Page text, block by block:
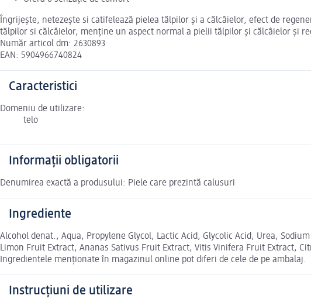
Îngrijește, netezește si catifelează pielea tălpilor și a călcâielor, efect de
tălpilor si călcâielor, menține un aspect normal a pielii tălpilor și călcâielor și
Număr articol dm: 2630893
EAN: 5904966740824
Caracteristici
Domeniu de utilizare:
telo
Informații obligatorii
Denumirea exactă a produsului: Piele care prezintă calusuri
Ingrediente
Alcohol denat., Aqua, Propylene Glycol, Lactic Acid, Glycolic Acid, Urea,
Limon Fruit Extract, Ananas Sativus Fruit Extract, Vitis Vinifera Fruit Extract,
Ingredientele menționate în magazinul online pot diferi de cele de pe ambalaj.
Instrucțiuni de utilizare